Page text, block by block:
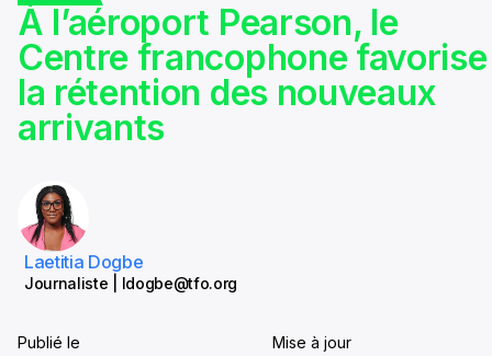
À l’aéroport Pearson, le
Centre francophone favorise
la rétention des nouveaux
arrivants
Laetitia Dogbe
Journaliste | ldogbe@tfo.org
Publié le
Mise à jour